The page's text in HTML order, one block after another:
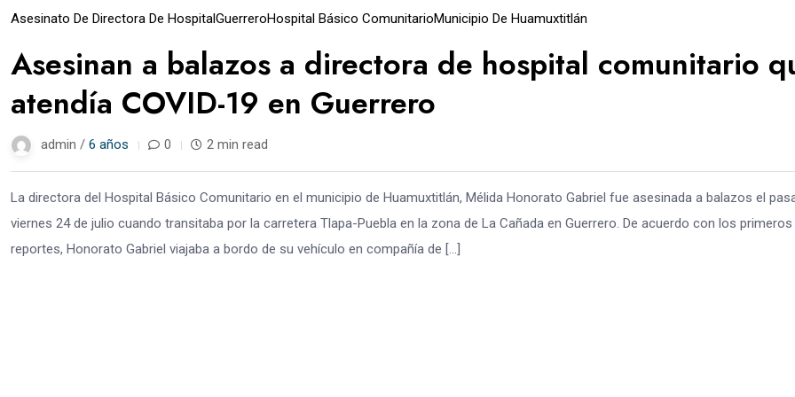
Asesinato De Directora De HospitalGuerreroHospital Básico ComunitarioMunicipio De Huamuxtitlán
Asesinan a balazos a directora de hospital comunitario
atendía COVID-19 en Guerrero
admin / 6 años 0 2 min read
La directora del Hospital Básico Comunitario en el municipio de Huamuxtitlán, Mélida Honorato Gabriel fue asesinada a balazos el
viernes 24 de julio cuando transitaba por la carretera Tlapa-Puebla en la zona de La Cañada en Guerrero. De acuerdo con los primeros
reportes, Honorato Gabriel viajaba a bordo de su vehículo en compañía de […]